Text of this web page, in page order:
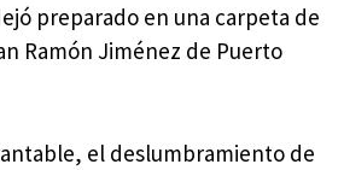
preparado en una carpeta de
Ramón Jiménez de Puerto
el deslumbramiento de